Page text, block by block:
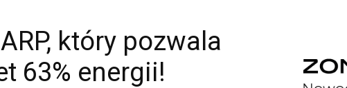
który pozwala
63% energii!